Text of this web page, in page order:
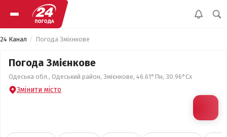
24 Канал Погода Змієнкове
Погода Змієнкове
Одеська обл., Одеський район, Змієнкове, 46.61°Пн, 30.96°Сх
Змінити місто